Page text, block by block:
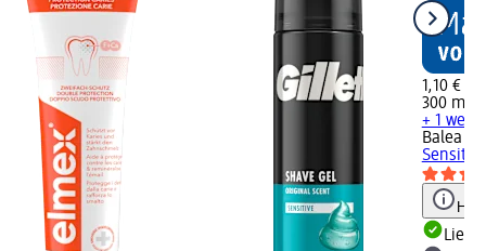
1,10 €
300 ml
+ 1
Balea